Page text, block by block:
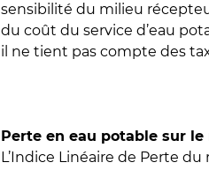
sensibilité du milieu
du coût du service d’eau
il ne tient pas compte des
Perte en eau potable sur le
L’Indice Linéaire de Perte